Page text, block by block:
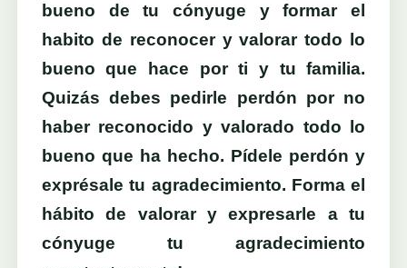
bueno de tu cónyuge y formar el
habito de reconocer y valorar todo lo
bueno que hace por ti y tu familia.
Quizás debes pedirle perdón por no
haber reconocido y valorado todo lo
bueno que ha hecho. Pídele perdón y
exprésale tu agradecimiento. Forma el
hábito de valorar y expresarle a tu
cónyuge tu agradecimiento